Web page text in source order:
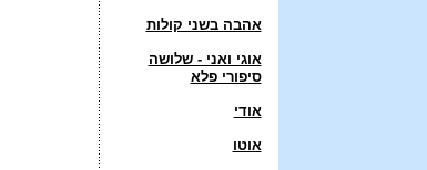
אהבה בשני קולות
אוגי ואני - שלושה
סיפורי פלא
אודי
אוטו